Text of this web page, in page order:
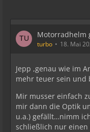
Motorradhelm
turbo 18. Mai
Jepp ,genau wie im
mehr teuer sein
Mir musser einfach
mir dann die Optik
u.a.) gefällt…nimm
schließlich nur einen